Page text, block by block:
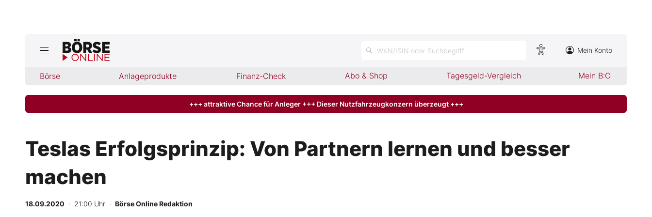
WKN/ISIN oder Suchbegriff Mein Konto
Börse Anlageprodukte Finanz-Check Abo & Shop Tagesgeld-Vergleich Mein B:O
Jetzt aktuelle Ausgabe BÖRSE ONLINE lesen
Finanz-Check
Abo & Shop
BO-Musterdepots
+++ attraktive Chance für Anleger +++ Dieser Nutzfahrzeugkonzern überzeugt +++
Teslas Erfolgsprinzip: Von Partnern lernen und besser
machen
18.09.2020 · 21:00 Uhr · Börse Online Redaktion